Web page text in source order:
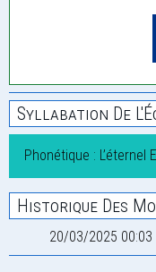
Syllabation De
Phonétique : L’éternel
Historique Des
20/03/2025 00:03